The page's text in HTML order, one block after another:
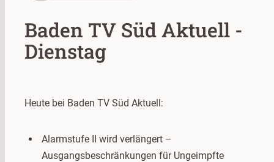
Baden TV Süd Aktuell -
Dienstag
Heute bei Baden TV Süd Aktuell:
Alarmstufe II wird verlängert –
Ausgangsbeschränkungen für Ungeimpfte